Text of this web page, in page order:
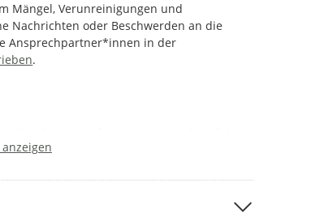
Mängel, Verunreinigungen und
Nachrichten oder Beschwerden an die
Ansprechpartner*innen in der
.
angeben. In der Karte sehen Sie, ob schon
aus. Beschreiben Sie bitte anschließend